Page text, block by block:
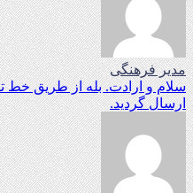
مدیر فرهنگی
سلام و ارادت. بله از طریق
ارسال گردید.